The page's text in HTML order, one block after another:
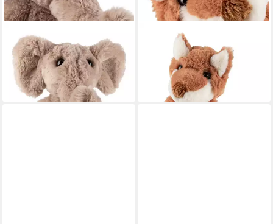
SIGIKID
Kuscheltier Flauscherie für
Kinder Unisex (1-St)
ab 24,95 €
lieferbar - in 2-3 Werktagen bei dir
Kuscheltier Flauscherie für
Kinder Unisex (1-St)
ab 24,99 €
lieferbar - in 3-4 Werktagen bei dir